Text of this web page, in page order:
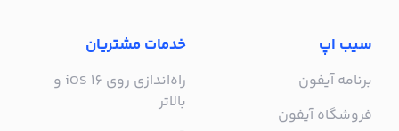
سیب اپ
برنامه آیفون
فروشگاه آیفون
خدمات مشتریان
راه‌اندازی روی iOS 16 و
بالاتر